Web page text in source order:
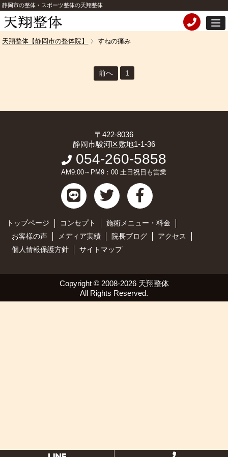
静岡市の整体・スポーツ整体の天翔整体
天翔整体【静岡市の整体院】 すねの痛み
前へ 1
〒422-8036
静岡市駿河区敷地1-1-36
054-260-5858
AM9:00～PM9：00 土日祝日も営業
トップページ コンセプト
施術メニュー・料金
お客様の声
メディア実績 院長ブログ
アクセス
個人情報保護方針
サイトマップ
Copyright © 2008-2026 天翔整体
All Rights Reserved.